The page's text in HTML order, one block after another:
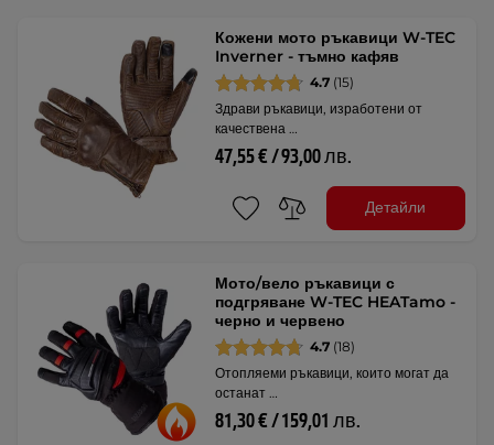
Кожени мото ръкавици W-TEC
Inverner - тъмно кафяв
4.7 (15)
Здрави ръкавици, изработени от
качествена …
47,55 € / 93,00 лв.
Детайли
Мото/вело ръкавици с
подгряване W-TEC HEATamo -
черно и червено
4.7 (18)
Отопляеми ръкавици, които могат да
останат …
81,30 € / 159,01 лв.